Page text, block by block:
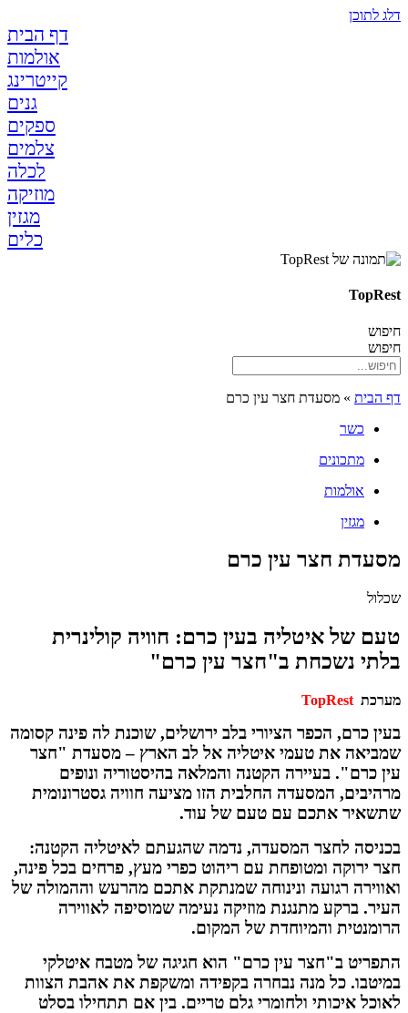
דף הבית
אולמות
קייטרינג
גנים
ספקים
צלמים
לכלה
מוזיקה
מגזין
כלים
»מסעדת חצר עין כרם
כשר
מתכונים
אולמות
מגזין
חצר עין כרם
של איטליה בעין כרם: חוויה קולינרית
נשכחת ב"חצר עין כרם"
TopRest
כרם, הכפר הציורי בלב ירושלים, שוכנת לה פינה קסומה
את טעמי איטליה אל לב הארץ – מסעדת "חצר
כרם". בעיירה הקטנה והמלאה בהיסטוריה ונופים
המסעדה החלבית הזו מציעה חוויה גסטרונומית
אתכם עם טעם של עוד.
לחצר המסעדה, נדמה שהגעתם לאיטליה הקטנה:
ירוקה ומטופחת עם ריהוט כפרי מעץ, פרחים בכל פינה,
רגועה ונינוחה שמנתקת אתכם מהרעש וההמולה של
ברקע מתנגנת מוזיקה נעימה שמוסיפה לאווירה
והמיוחדת של המקום.
ב"חצר עין כרם" הוא חגיגה של מטבח איטלקי
כל מנה נבחרה בקפידה ומשקפת את אהבת הצוות
איכותי ולחומרי גלם טריים. בין אם תתחילו בסלט